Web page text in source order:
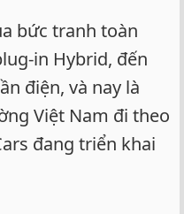
bức tranh toàn
in Hybrid, đến
điện, và nay là
Việt Nam đi theo
đang triển khai